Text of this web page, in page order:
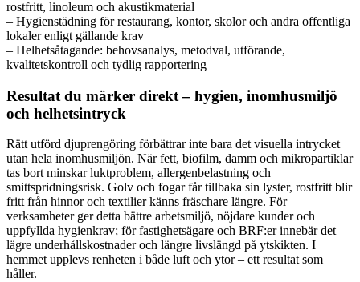
rostfritt, linoleum och akustikmaterial
– Hygienstädning för restaurang, kontor, skolor och andra offentliga
lokaler enligt gällande krav
– Helhetsåtagande: behovsanalys, metodval, utförande,
kvalitetskontroll och tydlig rapportering
Resultat du märker direkt – hygien, inomhusmiljö
och helhetsintryck
Rätt utförd djuprengöring förbättrar inte bara det visuella intrycket
utan hela inomhusmiljön. När fett, biofilm, damm och mikropartiklar
tas bort minskar luktproblem, allergenbelastning och
smittspridningsrisk. Golv och fogar får tillbaka sin lyster, rostfritt blir
fritt från hinnor och textilier känns fräschare längre. För
verksamheter ger detta bättre arbetsmiljö, nöjdare kunder och
uppfyllda hygienkrav; för fastighetsägare och BRF:er innebär det
lägre underhållskostnader och längre livslängd på ytskikten. I
hemmet upplevs renheten i både luft och ytor – ett resultat som
håller.